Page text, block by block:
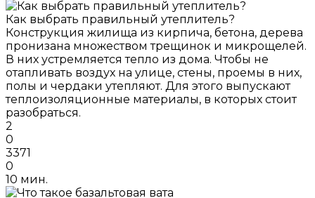
Как выбрать правильный утеплитель?
Конструкция жилища из кирпича, бетона, дерева
пронизана множеством трещинок и микрощелей.
В них устремляется тепло из дома. Чтобы не
отапливать воздух на улице, стены, проемы в них,
полы и чердаки утепляют. Для этого выпускают
теплоизоляционные материалы, в которых стоит
разобраться.
2
0
3371
0
10 мин.